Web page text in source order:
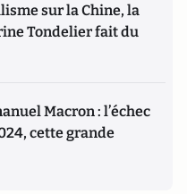
sur la Chine, la
Tondelier fait du
Macron : l’échec
cette grande